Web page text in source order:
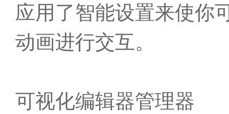
应用了智能设置来使你
动画进行交互。
可视化编辑器管理器